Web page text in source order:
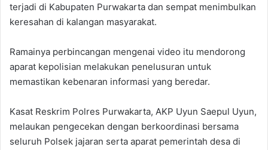
terjadi di Kabupaten Purwakarta dan sempat menimbulkan
keresahan di kalangan masyarakat.
Ramainya perbincangan mengenai video itu mendorong
aparat kepolisian melakukan penelusuran untuk
memastikan kebenaran informasi yang beredar.
Kasat Reskrim Polres Purwakarta, AKP Uyun Saepul Uyun,
melaukan pengecekan dengan berkoordinasi bersama
seluruh Polsek jajaran serta aparat pemerintah desa di